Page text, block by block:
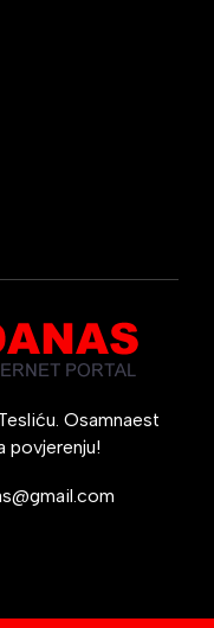
Osamnaest
povjerenju!